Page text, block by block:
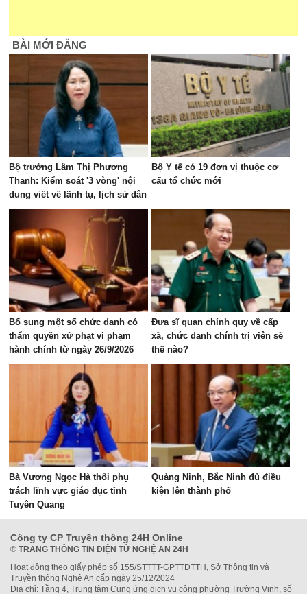
BÀI MỚI ĐĂNG
Bộ trưởng Lâm Thị Phương
Thanh: Kiểm soát '3 vòng' nội
dung viết về lãnh tụ, lịch sử dân
tộc
Bộ Y tế có 19 đơn vị thuộc cơ
cấu tổ chức mới
Bổ sung một số chức danh có
thẩm quyền xử phạt vi phạm
hành chính từ ngày 26/9/2026
Đưa sĩ quan chính quy về cấp
xã, chức danh chính trị viên sẽ
thế nào?
Bà Vương Ngọc Hà thôi phụ
trách lĩnh vực giáo dục tỉnh
Tuyên Quang
Quảng Ninh, Bắc Ninh đủ điều
kiện lên thành phố
Công ty CP Truyền thông 24H Online
® TRANG THÔNG TIN ĐIỆN TỬ NGHỆ AN 24H
Hoạt động theo giấy phép số 155/STTTT-GPTTĐTTH, Sở Thông tin và
Truyền thông Nghệ An cấp ngày 25/12/2024
Địa chỉ: Tầng 4, Trung tâm Cung ứng dịch vụ công phường Trường Vinh, số